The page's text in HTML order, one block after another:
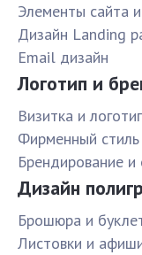
Элементы сайта
Дизайн Landing
Email дизайн
Логотип и
Визитка и
Фирменный стиль
Брендирование и
Дизайн
Брошюра и
Листовки и